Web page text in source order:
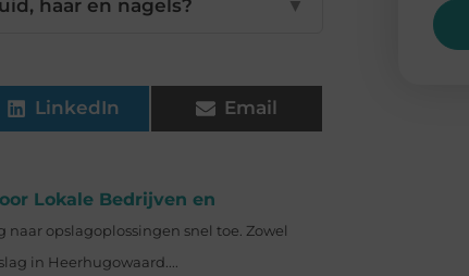
haar en nagels? ▼
LinkedIn Email
Lokale Bedrijven en
opslagoplossingen snel toe. Zowel
in Heerhugowaard....